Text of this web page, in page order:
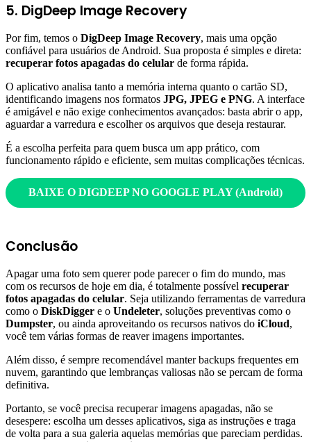
5. DigDeep Image Recovery
Por fim, temos o DigDeep Image Recovery, mais uma opção
confiável para usuários de Android. Sua proposta é simples e direta:
recuperar fotos apagadas do celular de forma rápida.
O aplicativo analisa tanto a memória interna quanto o cartão SD,
identificando imagens nos formatos JPG, JPEG e PNG. A interface
é amigável e não exige conhecimentos avançados: basta abrir o app,
aguardar a varredura e escolher os arquivos que deseja restaurar.
É a escolha perfeita para quem busca um app prático, com
funcionamento rápido e eficiente, sem muitas complicações técnicas.
BAIXE O DIGDEEP NO GOOGLE PLAY (Android)
Conclusão
Apagar uma foto sem querer pode parecer o fim do mundo, mas
com os recursos de hoje em dia, é totalmente possível recuperar
fotos apagadas do celular. Seja utilizando ferramentas de varredura
como o DiskDigger e o Undeleter, soluções preventivas como o
Dumpster, ou ainda aproveitando os recursos nativos do iCloud,
você tem várias formas de reaver imagens importantes.
Além disso, é sempre recomendável manter backups frequentes em
nuvem, garantindo que lembranças valiosas não se percam de forma
definitiva.
Portanto, se você precisa recuperar imagens apagadas, não se
desespere: escolha um desses aplicativos, siga as instruções e traga
de volta para a sua galeria aquelas memórias que pareciam perdidas.